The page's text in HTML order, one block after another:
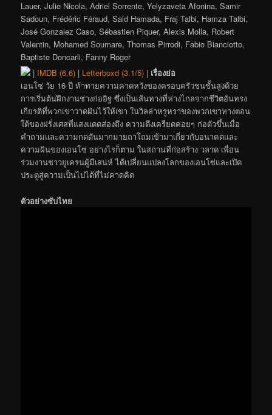
Lauer, Julie Nicola, Adriel Sorrente, Yelyzaveta Afonina, Samir
Sadoun, Frédéric Féraud, Said Hamada, Fraj Talbi, Hamza Talbi,
José Gonzalez Caso, Sébastien Piquer, Alexis Molla, Robert
Valentin, Mohamed Soumare, Thomas Pirrodi, Fabio Bianciotto,
Baptiste Doncarli, Fanny Roger
| IMDB (6.6) | Letterboxd (3.1/5) | เรื่องย่อ
เอนโซ่ วัย 16 ปี ท้าทายความคาดหวังของครอบครัวชนชั้นสูงด้วย
การเริ่มต้นฝึกงานช่างก่ออิฐ ซึ่งเป็นเส้นทางที่ห่างไกลจากชีวิตอันทรง
เกียรติที่พวกเขาวาดฝันไว้ให้เขา ในวิลล่าหรูหราของพวกเขาทางตอน
ใต้ของฝรั่งเศสที่แสงแดดส่องถึง ความตึงเครียดค่อยๆ ก่อตัวขึ้นเมื่อ
คำถามและความกดดันมากมายถาโถมเข้ามาเกี่ยวกับอนาคตและ
ความฝันของเอนโซ่ อย่างไรก็ตาม ในสถานที่ก่อสร้าง วลาด เพื่อน
ร่วมงานชาวยูเครนผู้มีเสน่ห์ ได้เปลี่ยนแปลงโลกของเอนโซ่และเปิด
ประตูสู่ความเป็นไปได้ที่ไม่คาดคิด
ตัวอย่างซับไทย